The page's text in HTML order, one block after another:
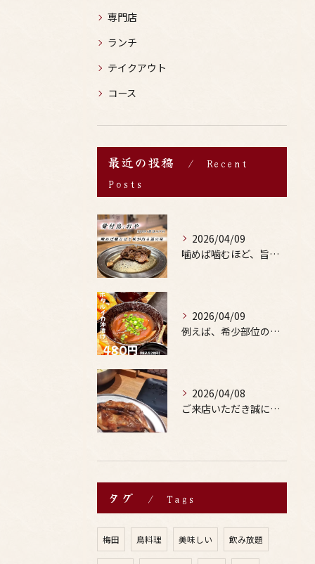
専門店
ランチ
テイクアウト
コース
最近の投稿
Recent
Posts
2026/04/09
噛めば噛むほど、旨みがあふれる。
2026/04/09
例えば、希少部位の串を試したり、季節限定の地酒を味わったりす...
2026/04/08
ご来店いただき誠にありがとうございます。
タグ Tags
梅田 鳥料理 美味しい 飲み放題